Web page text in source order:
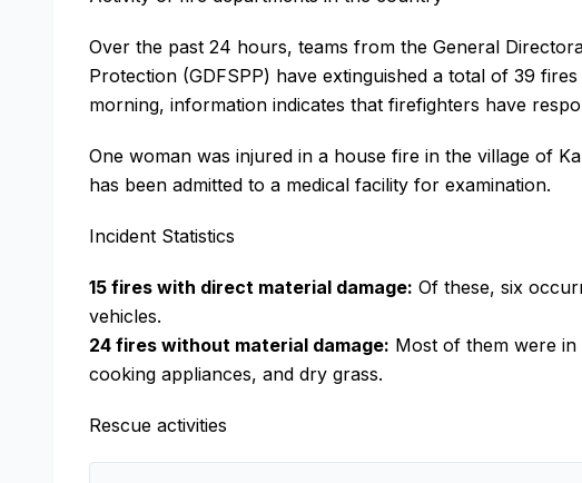
Over the past 24 hours, teams from the General
Protection (GDFSPP) have extinguished a total of 39
morning, information indicates that firefighters have
One woman was injured in a house fire in the village of
has been admitted to a medical facility for examination.
Incident Statistics
15 fires with direct material damage: Of these, six
vehicles.
24 fires without material damage: Most of them were in
cooking appliances, and dry grass.
Rescue activities